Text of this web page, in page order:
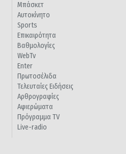
Μπάσκετ
Αυτοκίνητο
Sports
Επικαιρότητα
Βαθμολογίες
WebTv
Enter
Πρωτοσέλιδα
Τελευταίες Ειδήσεις
Αρθρογραφίες
Αφιερώματα
Πρόγραμμα TV
Live-radio